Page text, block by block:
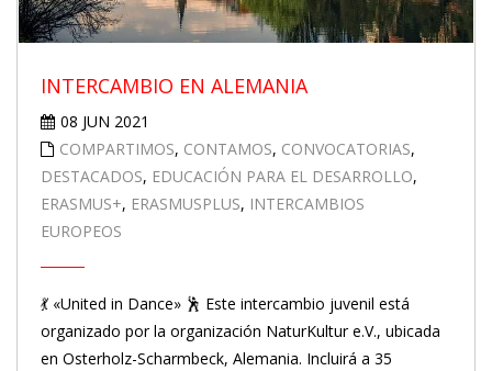
INTERCAMBIO EN ALEMANIA
08 JUN 2021
COMPARTIMOS, CONTAMOS, CONVOCATORIAS,
DESTACADOS, EDUCACIÓN PARA EL DESARROLLO,
ERASMUS+, ERASMUSPLUS, INTERCAMBIOS
EUROPEOS
💃 «United in Dance» 🕺 Este intercambio juvenil está
organizado por la organización NaturKultur e.V., ubicada
en Osterholz-Scharmbeck, Alemania. Incluirá a 35